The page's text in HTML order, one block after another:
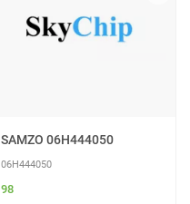
SAMZO 06H444050
06H444050
98